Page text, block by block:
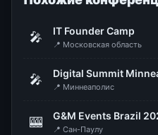
🎤 IT Founder Camp
📍 Московская область
🎤 Digital Summit
📍 Миннеаполис
🎰 G&M Events Brazil
📍 Сан-Паулу